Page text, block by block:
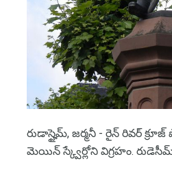
రుడాస్హైమ్, జర్మనీ - రైన్ రివర్
మెయిన్ స్క్వేర్లోని విగ్రహం.